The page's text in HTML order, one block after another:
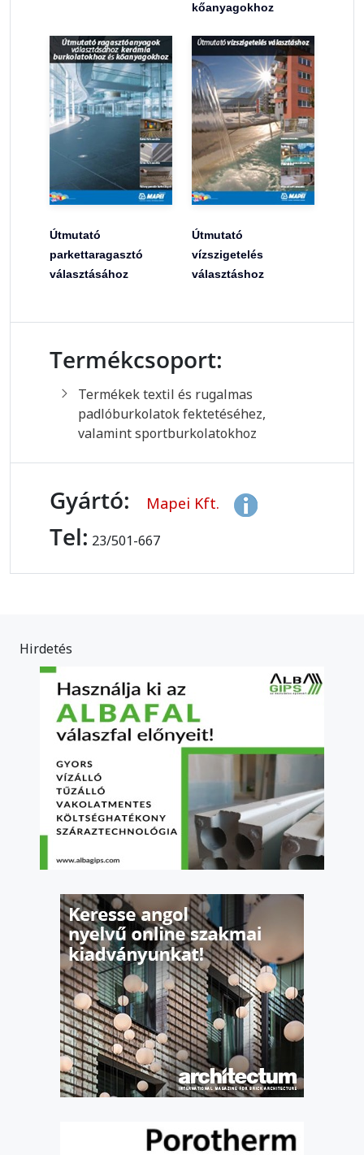
kőanyagokhoz
Útmutató
parkettaragasztó
választásához
Útmutató
vízszigetelés
választáshoz
Termékcsoport:
Termékek textil és rugalmas
padlóburkolatok fektetéséhez,
valamint sportburkolatokhoz
Gyártó: Mapei Kft.
Tel: 23/501-667
Hirdetés